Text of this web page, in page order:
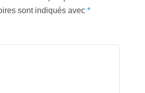
sont indiqués avec *